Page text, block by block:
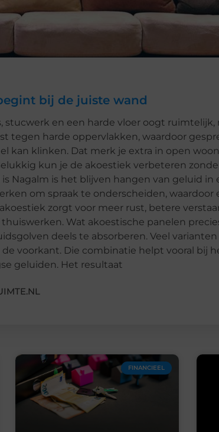
bij de juiste wand
stucwerk en een harde vloer oogt ruimtelijk,
tegen harde oppervlakken, waardoor
kan klinken. Dat merk je extra in open
kun je de akoestiek verbeteren
Nagalm is het blijven hangen van geluid in
om spraak te onderscheiden, waardoor
zorgt voor meer rust, betere
Wat akoestische panelen
deels te absorberen. Veel
voorkant. Die combinatie helpt vooral bij
geluiden. Het resultaat
FINANCIEEL